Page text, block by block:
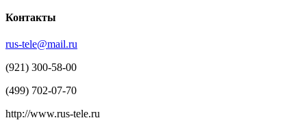
Контакты
rus-tele@mail.ru
(921) 300-58-00
(499) 702-07-70
http://www.rus-tele.ru